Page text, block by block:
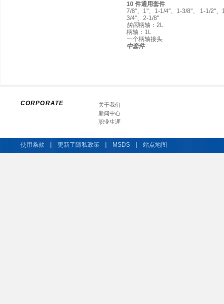
10 件通用套件
7/8"、1"、1-1/4"、1-3/8"、 1-1/2"、
3/4"、2-1/8"
快回柄轴：2L
柄轴：1L
一个柄轴接头
中套件
CORPORATE
关于我们
新闻中心
职业生涯
使用条款 | 更新了隱私政策 | MSDS | 站点地图